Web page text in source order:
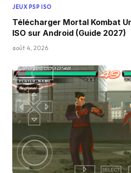
JEUX PSP ISO
Télécharger Mortal Kombat
ISO sur Android (Guide 2027)
août 4, 2026